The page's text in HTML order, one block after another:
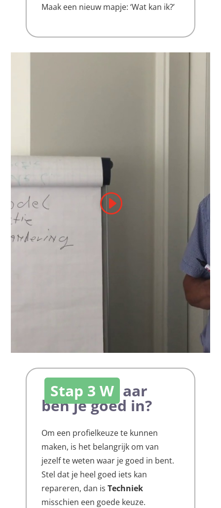
Maak een nieuw mapje: ‘Wat kan ik?’
Stap 3 W aar
ben je goed in?
Om een profielkeuze te kunnen
maken, is het belangrijk om van
jezelf te weten waar je goed in bent.
Stel dat je heel goed iets kan
repareren, dan isTechniek
misschien een goede keuze.